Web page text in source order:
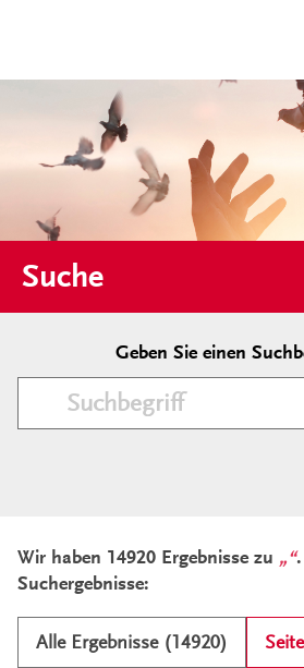
Suche
Geben Sie einen
Wir haben 14920 Ergebnisse zu
Suchergebnisse:
Alle Ergebnisse (14920)